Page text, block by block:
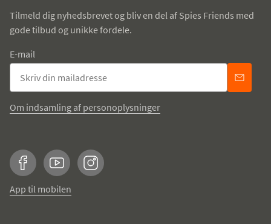
Tilmeld dig nyhedsbrevet og bliv en del af Spies Friends med
gode tilbud og unikke fordele.
E-mail
Om indsamling af personoplysninger
FacebookYouTubeInstagram
App til mobilen